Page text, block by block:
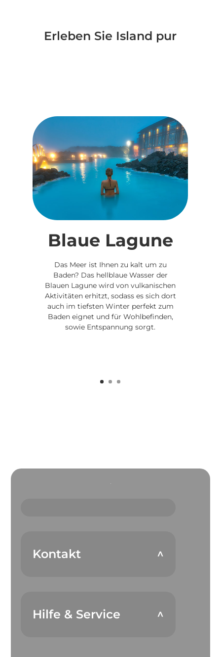
Erleben Sie Island pur
Blaue Lagune
Das Meer ist Ihnen zu kalt um zu
Baden? Das hellblaue Wasser der
Blauen Lagune wird von vulkanischen
Aktivitäten erhitzt, sodass es sich dort
auch im tiefsten Winter perfekt zum
Baden eignet und für Wohlbefinden,
sowie Entspannung sorgt.
Kontakt
Hilfe & Service